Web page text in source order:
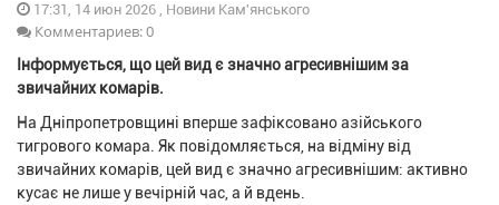
17:31, 14 июн 2026 , Новини Кам'янського
Комментариев: 0
Інформується, що цей вид є значно агресивнішим за
звичайних комарів.
На Дніпропетровщині вперше зафіксовано азійського
тигрового комара. Як повідомляється, на відміну від
звичайних комарів, цей вид є значно агресивнішим: активно
кусає не лише у вечірній час, а й вдень.